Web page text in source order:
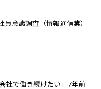
意識調査（情報通信業）
社で働き続けたい」7年前